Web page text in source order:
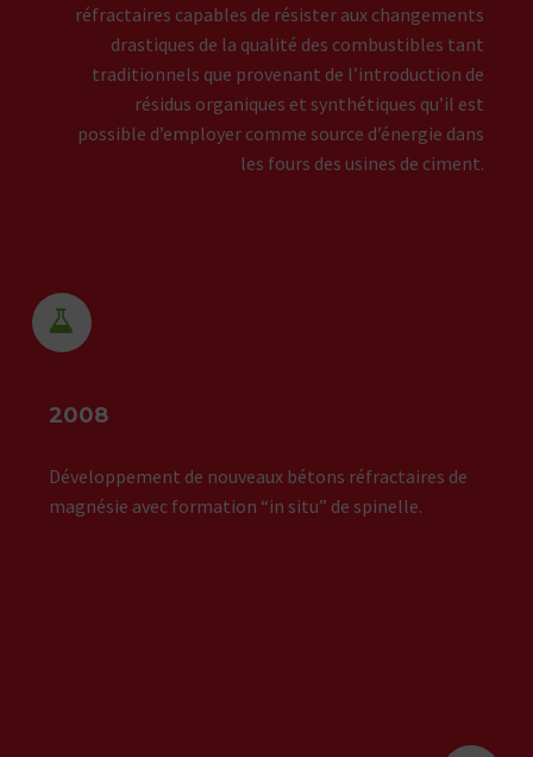
réfractaires capables de résister aux changements
drastiques de la qualité des combustibles tant
traditionnels que provenant de l’introduction de
résidus organiques et synthétiques qu’il est
possible d’employer comme source d’énergie dans
les fours des usines de ciment.


2008
Développement de nouveaux bétons réfractaires de
magnésie avec formation “in situ” de spinelle.